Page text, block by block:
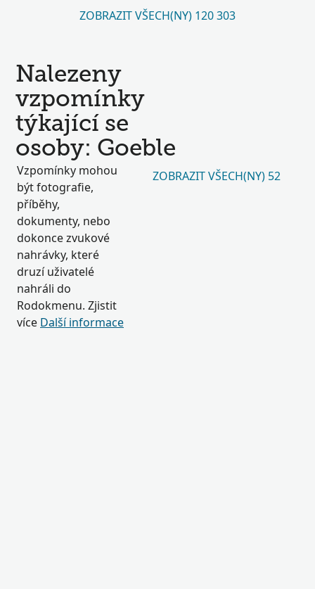
ZOBRAZIT VŠECH(NY) 120 303
Nalezeny
vzpomínky
týkající se
osoby: Goeble
Vzpomínky mohou
být fotografie,
příběhy,
dokumenty, nebo
dokonce zvukové
nahrávky, které
druzí uživatelé
nahráli do
Rodokmenu. Zjistit
více Další informace
ZOBRAZIT VŠECH(NY) 52